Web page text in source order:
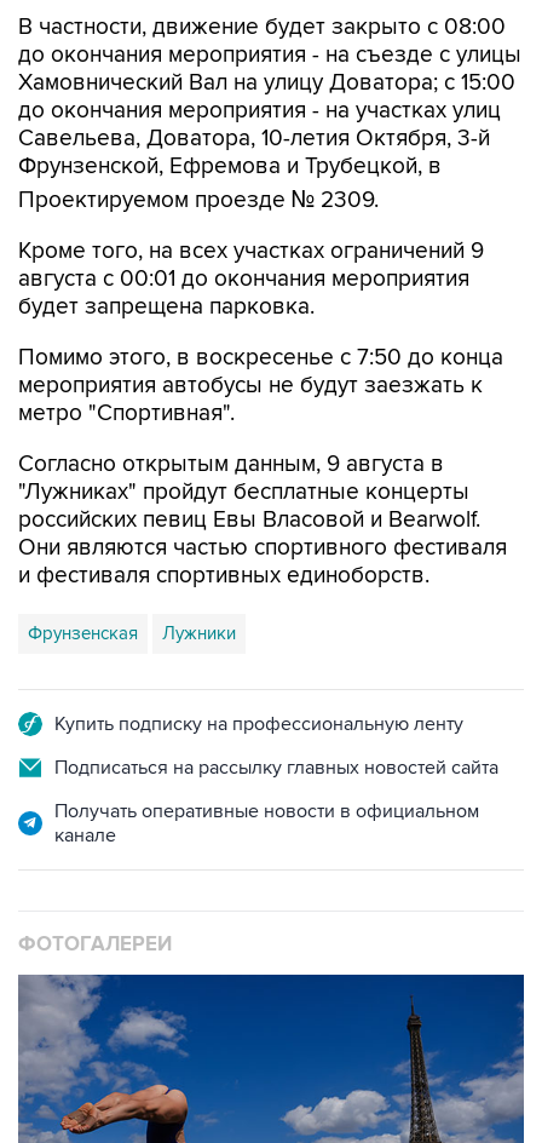
В частности, движение будет закрыто с 08:00
до окончания мероприятия - на съезде с улицы
Хамовнический Вал на улицу Доватора; с 15:00
до окончания мероприятия - на участках улиц
Савельева, Доватора, 10-летия Октября, 3-й
Фрунзенской, Ефремова и Трубецкой, в
Проектируемом проезде № 2309.
Кроме того, на всех участках ограничений 9
августа с 00:01 до окончания мероприятия
будет запрещена парковка.
Помимо этого, в воскресенье с 7:50 до конца
мероприятия автобусы не будут заезжать к
метро "Спортивная".
Согласно открытым данным, 9 августа в
"Лужниках" пройдут бесплатные концерты
российских певиц Евы Власовой и Bearwolf.
Они являются частью спортивного фестиваля
и фестиваля спортивных единоборств.
Фрунзенская Лужники
Купить подписку на профессиональную ленту
Подписаться на рассылку главных новостей сайта
Получать оперативные новости в официальном
канале
ФОТОГАЛЕРЕИ